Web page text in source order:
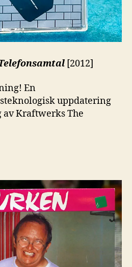
[2012]
En
uppdatering
av Kraftwerks The